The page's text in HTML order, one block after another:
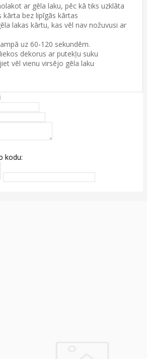
ar gēla laku, pēc kā tiks uzklāta
kārta bez lipīgās kārtas
lakas kārtu, kas vēl nav nožuvusi ar
uz 60-120 sekundēm.
dekorus ar putekļu suku
vēl vienu virsējo gēla laku
kodu: